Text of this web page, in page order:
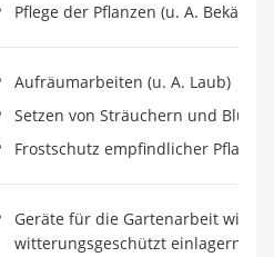
Pflege der Pflanzen (u. A.
Aufräumarbeiten (u. A. Laub)
Setzen von Sträuchern und
Frostschutz empfindlicher
Geräte für die Gartenarbeit
witterungsgeschützt einlagern